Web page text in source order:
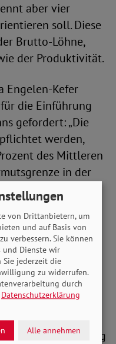
aber vier
soll. Diese
Brutto-Löhne,
der Produktivität.
Engelen-Kefer
die Einführung
gefordert: „Die
werden,
des Mittleren
in der
konkreten
kommen. Nach
der Mindestlohn in
steigen, als
Mindestlohn wird
anhand der
Heute
Anpassung
von Drittanbietern, um
und auf Basis von
verbessern. Sie können
und Dienste wir
Sie jederzeit die
zu widerrufen.
durch
Datenschutzerklärung
Alle annehmen